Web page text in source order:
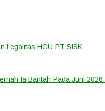
Legalitas HGU PT SISK
Ia Bantah Pada Juni 2026.